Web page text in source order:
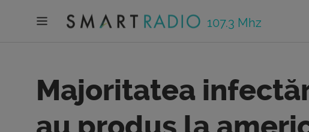
107.3 Mhz
Majoritatea